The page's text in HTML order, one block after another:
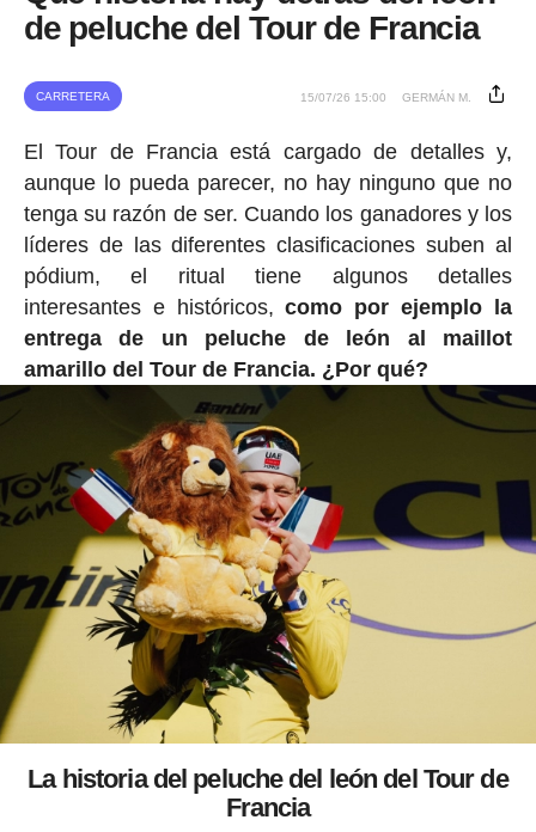
de peluche del Tour de Francia
CARRETERA 15/07/26 15:00 GERMÁN M.
El Tour de Francia está cargado de detalles y,
aunque lo pueda parecer, no hay ninguno que no
tenga su razón de ser. Cuando los ganadores y los
líderes de las diferentes clasificaciones suben al
pódium, el ritual tiene algunos detalles
interesantes e históricos,como por ejemplo la
entrega de un peluche de león al maillot
amarillo del Tour de Francia. ¿Por qué?
La historia del peluche del león del Tour de
Francia